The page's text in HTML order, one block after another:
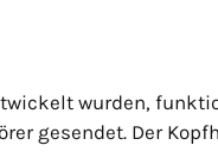
wurden,
gesendet. Der